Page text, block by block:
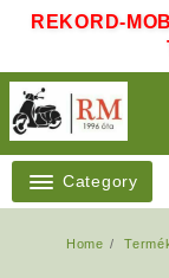
REKORD-
Category
Home